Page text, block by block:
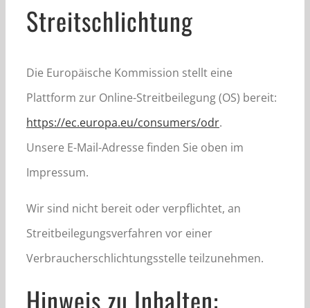
Streitschlichtung
Die Europäische Kommission stellt eine
Plattform zur Online-Streitbeilegung (OS) bereit:
https://ec.europa.eu/consumers/odr.
Unsere E-Mail-Adresse finden Sie oben im
Impressum.
Wir sind nicht bereit oder verpflichtet, an
Streitbeilegungsverfahren vor einer
Verbraucherschlichtungsstelle teilzunehmen.
Hinweis zu Inhalten: